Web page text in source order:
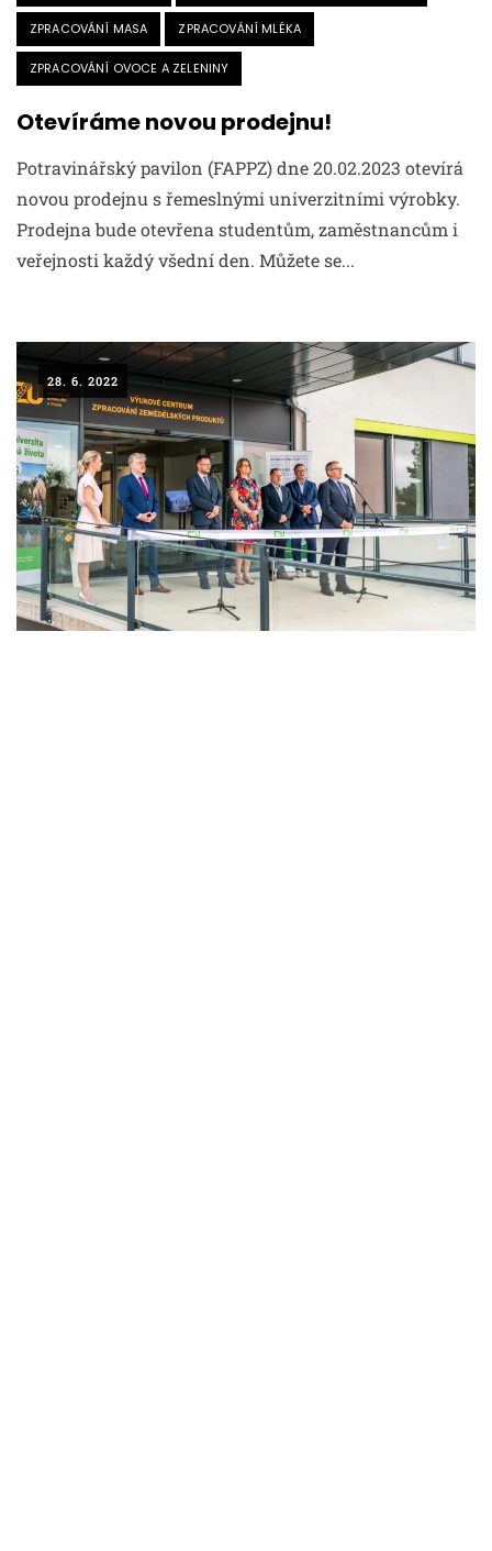
ZPRACOVÁNÍ MASA ZPRACOVÁNÍ MLÉKA
ZPRACOVÁNÍ OVOCE A ZELENINY
Otevíráme novou prodejnu!
Potravinářský pavilon (FAPPZ) dne 20.02.2023 otevírá
novou prodejnu s řemeslnými univerzitními výrobky.
Prodejna bude otevřena studentům, zaměstnancům i
veřejnosti každý všední den. Můžete se...
28. 6. 2022